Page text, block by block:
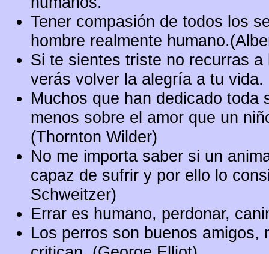
Tener compasión de todos los
hombre realmente
Si te sientes triste no recurras
verás volver la alegría a tu vida.
Muchos que han dedicado toda
menos sobre el amor que un
(Thornton Wilder)
No me importa saber si un
capaz de sufrir y por ello lo
Schweitzer)
Errar es humano, perdonar,
Los perros son buenos amigos,